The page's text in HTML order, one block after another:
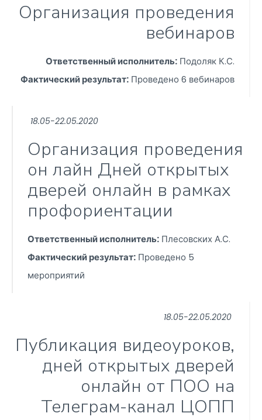
Организация проведения
вебинаров
Ответственный исполнитель: Подоляк К.С.
Фактический результат: Проведено 6 вебинаров
18.05-22.05.2020
Организация проведения
он лайн Дней открытых
дверей онлайн в рамках
профориентации
Ответственный исполнитель: Плесовских А.С.
Фактический результат: Проведено 5
мероприятий
18.05-22.05.2020
Публикация видеоуроков,
дней открытых дверей
онлайн от ПОО на
Телеграм-канал ЦОПП